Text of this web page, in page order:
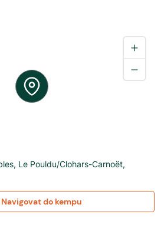
, Le Pouldu/Clohars-Carnoët,
Navigovat do kempu